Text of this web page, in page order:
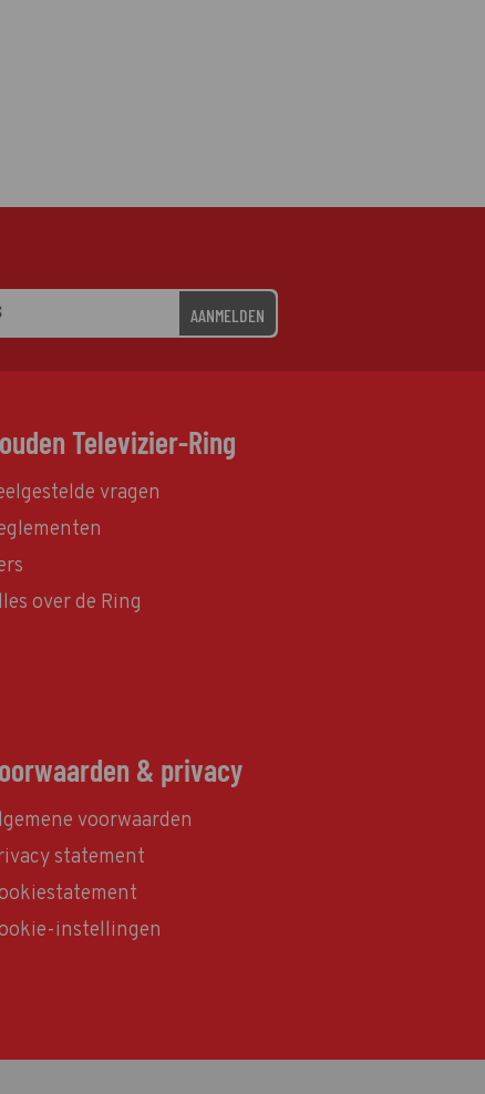
AANMELDEN
Televizier-Ring
vragen
over de Ring
& privacy
voorwaarden
statement
instellingen